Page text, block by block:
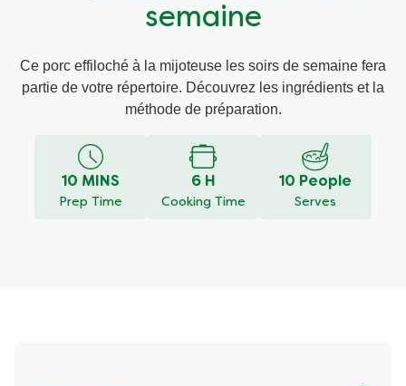
semaine
Ce porc effiloché à la mijoteuse les soirs de semaine fera
partie de votre répertoire. Découvrez les ingrédients et la
méthode de préparation.
10 MINS
Prep Time
6 H
Cooking Time
10 People
Serves